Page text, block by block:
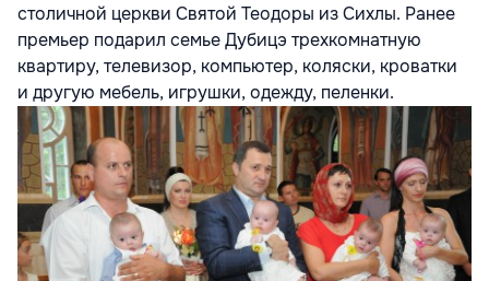
столичной церкви Святой Теодоры из Сихлы. Ранее
премьер подарил семье Дубицэ трехкомнатную
квартиру, телевизор, компьютер, коляски, кроватки
и другую мебель, игрушки, одежду, пеленки.